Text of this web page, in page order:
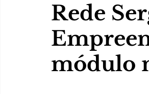
Rede
módulo